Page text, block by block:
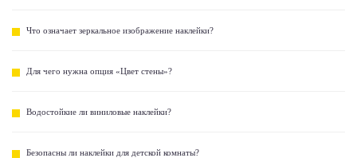
Что означает зеркальное изображение наклейки?
Для чего нужна опция «Цвет стены»?
Водостойкие ли виниловые наклейки?
Безопасны ли наклейки для детской комнаты?